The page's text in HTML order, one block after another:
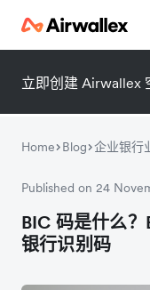
立即创建 Airwallex
Home Blog 企业银行
Published on 24
BIC 码是什么
银行识别码
微信扫一
微信扫一